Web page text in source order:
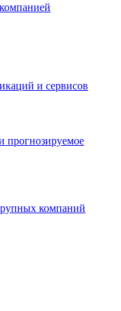
и сервисов
прогнозируемое
компаний